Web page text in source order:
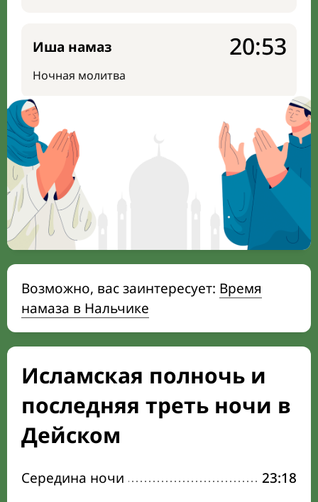
Иша намаз
Ночная молитва
20:53
Возможно, вас заинтересует: Время
намаза в Нальчике
Исламская полночь и
последняя треть ночи в
Дейском
Середина ночи
23:18